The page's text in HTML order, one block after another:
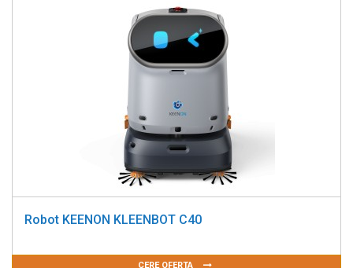
Robot KEENON KLEENBOT C40
CERE OFERTA